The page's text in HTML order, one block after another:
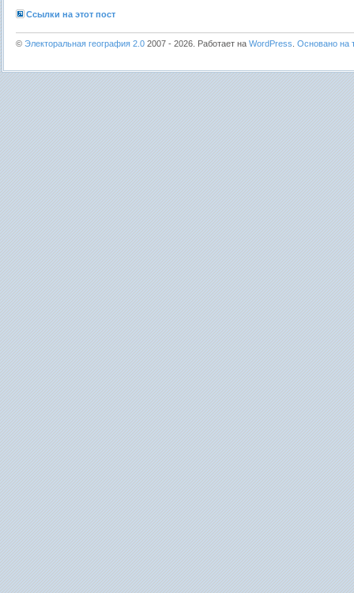
Ссылки на этот пост
© Электоральная география 2.0 2007 - 2026. Работает на WordPress Основано на